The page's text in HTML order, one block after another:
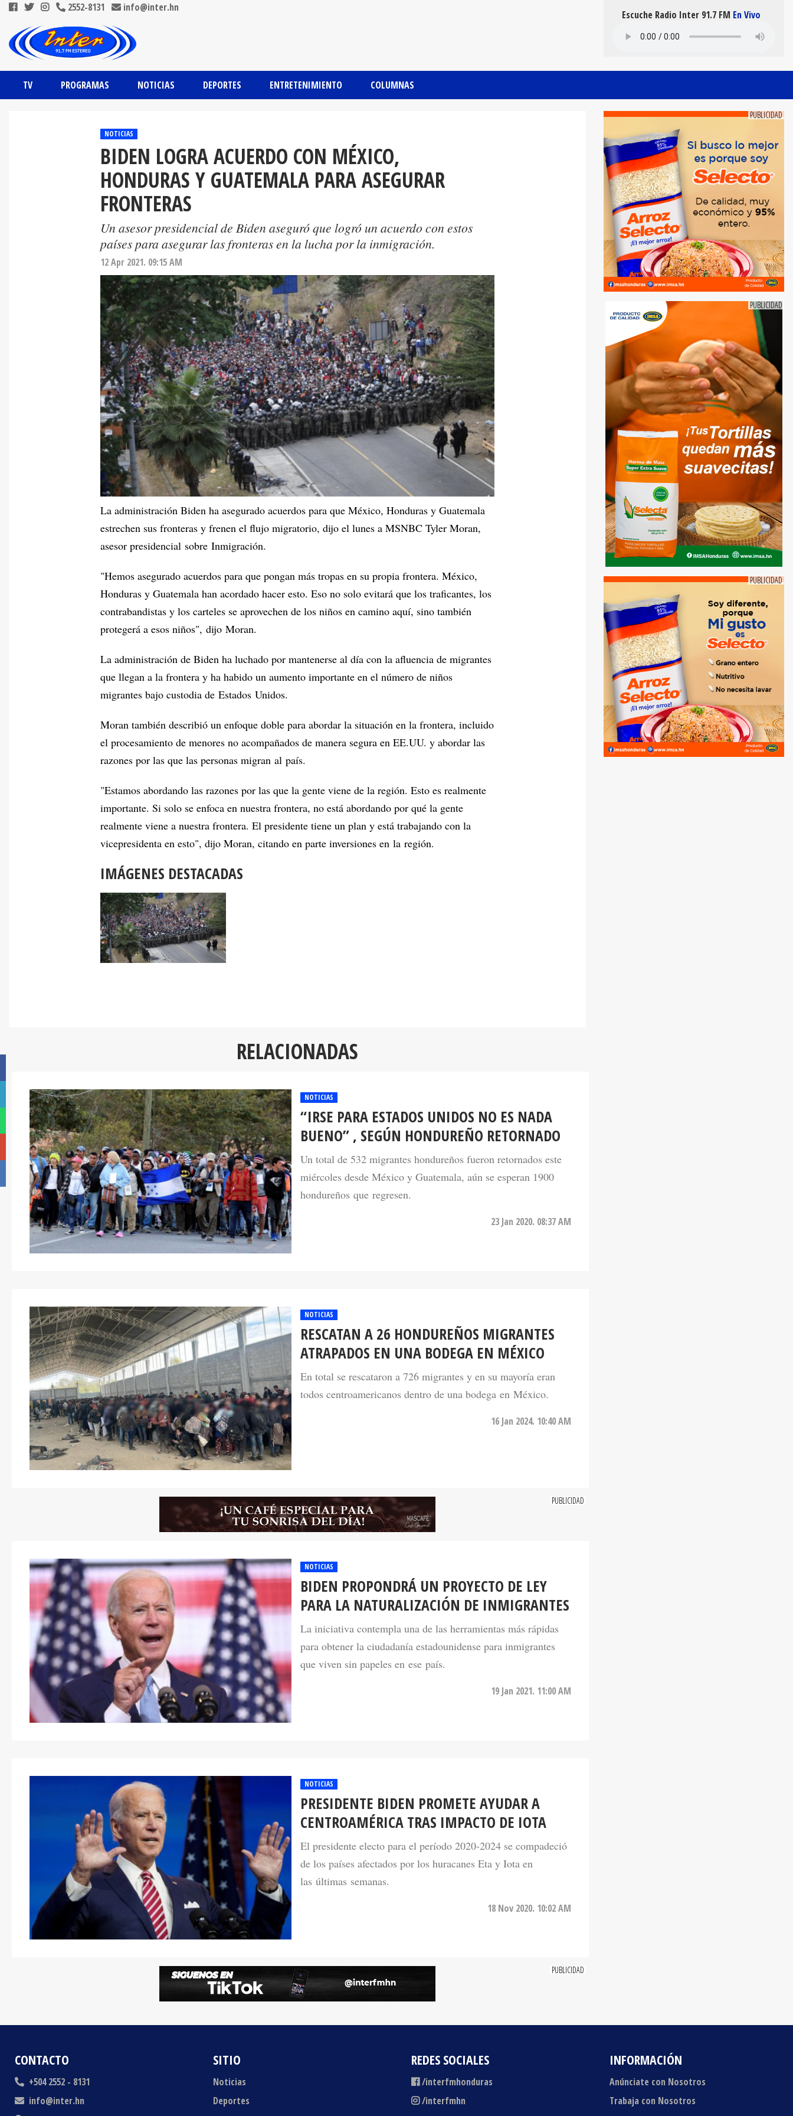
2552-8131 info@inter.hn
TV PROGRAMAS NOTICIAS DEPORTES ENTRETENIMIENTO COLUMNAS
Escuche Radio Inter 91.7 FM En Vivo
NOTICIAS
BIDEN LOGRA ACUERDO CON MÉXICO,
HONDURAS Y GUATEMALA PARA ASEGURAR
FRONTERAS
Un asesor presidencial de Biden aseguró que logró un acuerdo con estos
países para asegurar las fronteras en la lucha por la inmigración.
12 Apr 2021. 09:15 AM
La administración Biden ha asegurado acuerdos para que México, Honduras y Guatemala
estrechen sus fronteras y frenen el flujo migratorio, dijo el lunes a MSNBC Tyler Moran,
asesor presidencial sobre Inmigración.
"Hemos asegurado acuerdos para que pongan más tropas en su propia frontera. México,
Honduras y Guatemala han acordado hacer esto. Eso no solo evitará que los traficantes, los
contrabandistas y los carteles se aprovechen de los niños en camino aquí, sino también
protegerá a esos niños", dijo Moran.
La administración de Biden ha luchado por mantenerse al día con la afluencia de migrantes
que llegan a la frontera y ha habido un aumento importante en el número de niños
migrantes bajo custodia de Estados Unidos.
Moran también describió un enfoque doble para abordar la situación en la frontera, incluido
el procesamiento de menores no acompañados de manera segura en EE.UU. y abordar las
razones por las que las personas migran al país.
"Estamos abordando las razones por las que la gente viene de la región. Esto es realmente
importante. Si solo se enfoca en nuestra frontera, no está abordando por qué la gente
realmente viene a nuestra frontera. El presidente tiene un plan y está trabajando con la
vicepresidenta en esto", dijo Moran, citando en parte inversiones en la región.
IMÁGENES DESTACADAS
RELACIONADAS
NOTICIAS
“IRSE PARA ESTADOS UNIDOS NO ES NADA
BUENO” , SEGÚN HONDUREÑO RETORNADO
Un total de 532 migrantes hondureños fueron retornados este
miércoles desde México y Guatemala, aún se esperan 1900
hondureños que regresen.
23 Jan 2020. 08:37 AM
NOTICIAS
RESCATAN A 26 HONDUREÑOS MIGRANTES
ATRAPADOS EN UNA BODEGA EN MÉXICO
En total se rescataron a 726 migrantes y en su mayoría eran
todos centroamericanos dentro de una bodega en México.
16 Jan 2024. 10:40 AM
BIDEN PROPONDRÁ UN PROYECTO DE LEY
PARA LA NATURALIZACIÓN DE INMIGRANTES
La iniciativa contempla una de las herramientas más rápidas
para obtener la ciudadanía estadounidense para inmigrantes
que viven sin papeles en ese país.
PRESIDENTE BIDEN PROMETE AYUDAR A
CENTROAMÉRICA TRAS IMPACTO DE IOTA
El presidente electo para el período 2020-2024 se compadeció
de los países afectados por los huracanes Eta y Iota en
las últimas semanas.
CONTACTO
+504 2552 - 8131
info@inter.hn
SITIO
Noticias
Deportes
REDES SOCIALES
/interfmhonduras
/interfmhn
INFORMACIÓN
Anúnciate con Nosotros
Trabaja con Nosotros